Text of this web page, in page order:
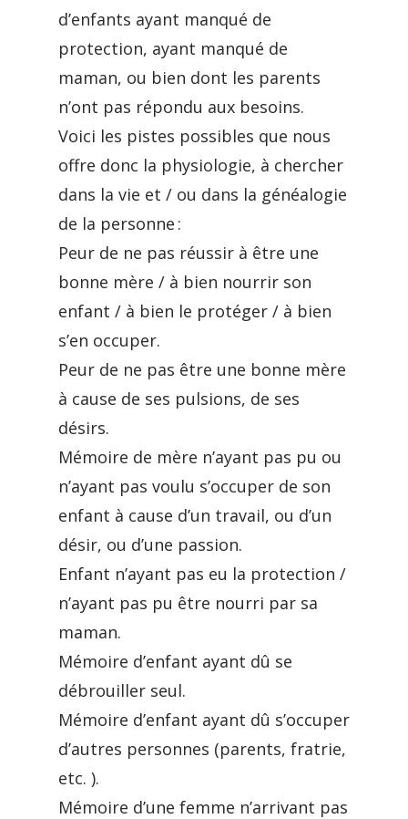
d’enfants ayant manqué de
protection, ayant manqué de
maman, ou bien dont les parents
n’ont pas répondu aux besoins.
Voici les pistes possibles que nous
offre donc la physiologie, à chercher
dans la vie et / ou dans la généalogie
de la personne :
Peur de ne pas réussir à être une
bonne mère / à bien nourrir son
enfant / à bien le protéger / à bien
s’en occuper.
Peur de ne pas être une bonne mère
à cause de ses pulsions, de ses
désirs.
Mémoire de mère n’ayant pas pu ou
n’ayant pas voulu s’occuper de son
enfant à cause d’un travail, ou d’un
désir, ou d’une passion.
Enfant n’ayant pas eu la protection /
n’ayant pas pu être nourri par sa
maman.
Mémoire d’enfant ayant dû se
débrouiller seul.
Mémoire d’enfant ayant dû s’occuper
d’autres personnes (parents, fratrie,
etc. ).
Mémoire d’une femme n’arrivant pas